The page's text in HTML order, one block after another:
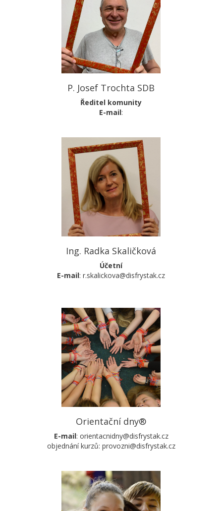
P. Josef Trochta SDB
Ředitel komunity
E-mail:
Ing. Radka Skaličková
Účetní
E-mail: r.skalickova@disfrystak.cz
Orientační dny®
E-mail: orientacnidny@disfrystak.cz
objednání kurzů: provozni@disfrystak.cz